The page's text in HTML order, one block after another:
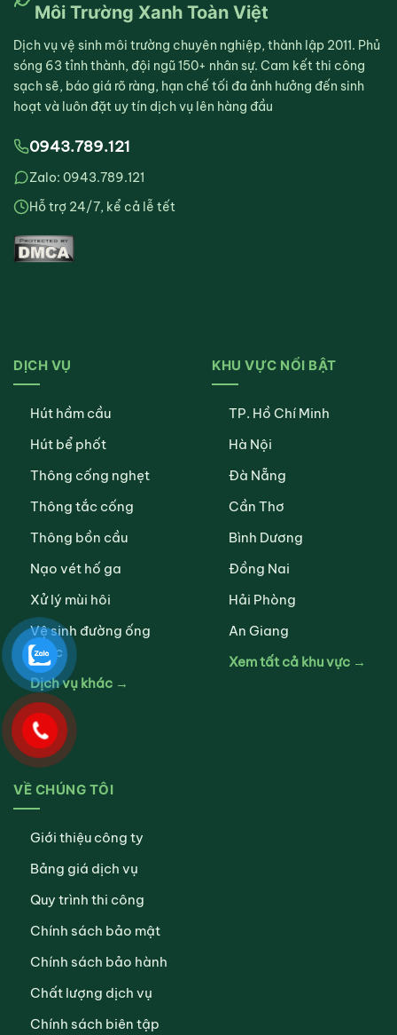
Môi Trường Xanh Toàn Việt
Dịch vụ vệ sinh môi trường chuyên nghiệp, thành lập 2011. Phủ
sóng 63 tỉnh thành, đội ngũ 150+ nhân sự. Cam kết thi công
sạch sẽ, báo giá rõ ràng, hạn chế tối đa ảnh hưởng đến sinh
hoạt và luôn đặt uy tín dịch vụ lên hàng đầu
0943.789.121
Zalo: 0943.789.121
Hỗ trợ 24/7, kể cả lễ tết
DỊCH VỤ
Hút hầm cầu
Hút bể phốt
Thông cống nghẹt
Thông tắc cống
Thông bồn cầu
Nạo vét hố ga
Xử lý mùi hôi
Vệ sinh đường ống
nước
Dịch vụ khác →
KHU VỰC NỔI BẬT
TP. Hồ Chí Minh
Hà Nội
Đà Nẵng
Cần Thơ
Bình Dương
Đồng Nai
Hải Phòng
An Giang
Xem tất cả khu vực →
VỀ CHÚNG TÔI
Giới thiệu công ty
Bảng giá dịch vụ
Quy trình thi công
Chính sách bảo mật
Chính sách bảo hành
Chất lượng dịch vụ
Chính sách biên tập